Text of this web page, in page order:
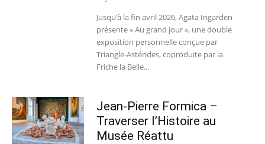
Jusqu’à la fin avril 2026, Agata Ingarden
présente « Au grand jour », une double
exposition personnelle conçue par
Triangle-Astérides, coproduite par la
Friche la Belle...
Jean-Pierre Formica –
Traverser l’Histoire au
Musée Réattu